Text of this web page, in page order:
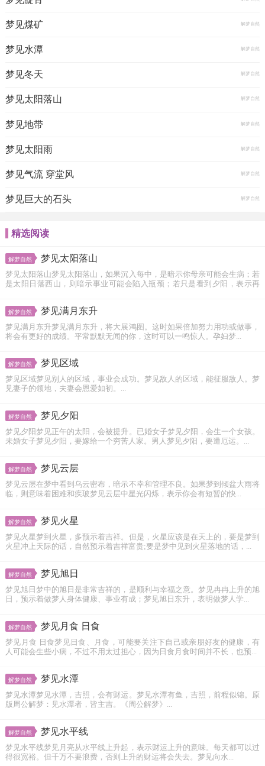
梦见煤矿 解梦自然
梦见水潭 解梦自然
梦见冬天 解梦自然
梦见太阳落山 解梦自然
梦见地带 解梦自然
梦见太阳雨 解梦自然
梦见气流 穿堂风 解梦自然
梦见巨大的石头 解梦自然
精选阅读
解梦自然 梦见太阳落山
梦见太阳落山梦见太阳落山，如果沉入每中，是暗示你母亲可能会生病；若
是太阳日落西山，则暗示事业可能会陷入瓶颈；若只是看到夕阳，表示再
解梦自然 梦见满月东升
梦见满月东升梦见满月东升，将大展鸿图。这时如果倍加努力用功或做事，
将会有更好的成绩。平常默默无闻的你，这时可以一鸣惊人。孕妇梦...
解梦自然 梦见区域
梦见区域梦见别人的区域，事业会成功。梦见敌人的区域，能征服敌人。梦
见妻子的领地，夫妻会恩爱如初。...
解梦自然 梦见夕阳
梦见夕阳梦见正午的太阳，会被提升。已婚女子梦见夕阳，会生一个女孩。
未婚女子梦见夕阳，要嫁给一个穷苦人家。男人梦见夕阳，要遭厄运。...
解梦自然 梦见云层
梦见云层在梦中看到乌云密布，暗示不幸和管理不良。如果梦到倾盆大雨将
临，则意味着困难和疾玻梦见云层中星光闪烁，表示你会有短暂的快...
解梦自然 梦见火星
梦见火星梦到火星，多预示着吉祥。但是，火星应该是在天上的，要是梦到
火星冲上天际的话，自然预示着吉祥富贵;要是梦中见到火星落地的话，...
解梦自然 梦见旭日
梦见旭日梦中的旭日是非常吉祥的，是顺利与幸福之意。梦见冉冉上升的旭
日，预示着做梦人身体健康、事业有成；梦见旭日东升，表明做梦人学...
解梦自然 梦见月食 日食
梦见月食 日食梦见日食、月食，可能要关注下自己或亲朋好友的健康，有
人可能会生些小病，不过不用太过担心，因为日食月食时间并不长，也预...
解梦自然 梦见水潭
梦见水潭梦见水潭，吉照，会有财运。梦见水潭有鱼，吉照，前程似锦。原
版周公解梦：见水潭者，皆主吉。《周公解梦》...
解梦自然 梦见水平线
梦见水平线梦见月亮从水平线上升起，表示财运上升的意味。每天都可以过
得很宽裕。但千万不要浪费，否则上升的财运将会失去。梦见向水...